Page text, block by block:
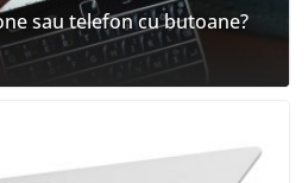
sau telefon cu butoane?